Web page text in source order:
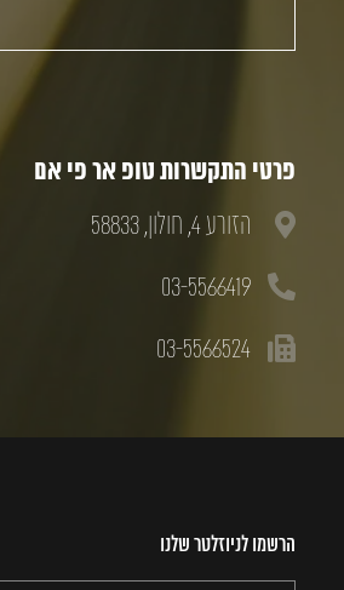
פרטי התקשרות טופ אר פי אם
הזורע 4, חולון, 58833
03-5566419
03-5566524
הרשמו לניוזלטר שלנו